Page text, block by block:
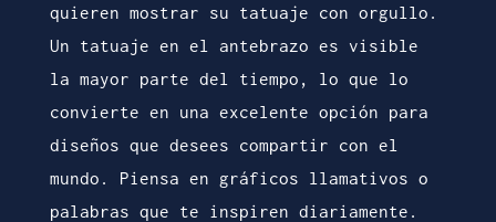
quieren mostrar su tatuaje con orgullo.
Un tatuaje en el antebrazo es visible
la mayor parte del tiempo, lo que lo
convierte en una excelente opción para
diseños que desees compartir con el
mundo. Piensa en gráficos llamativos o
palabras que te inspiren diariamente.